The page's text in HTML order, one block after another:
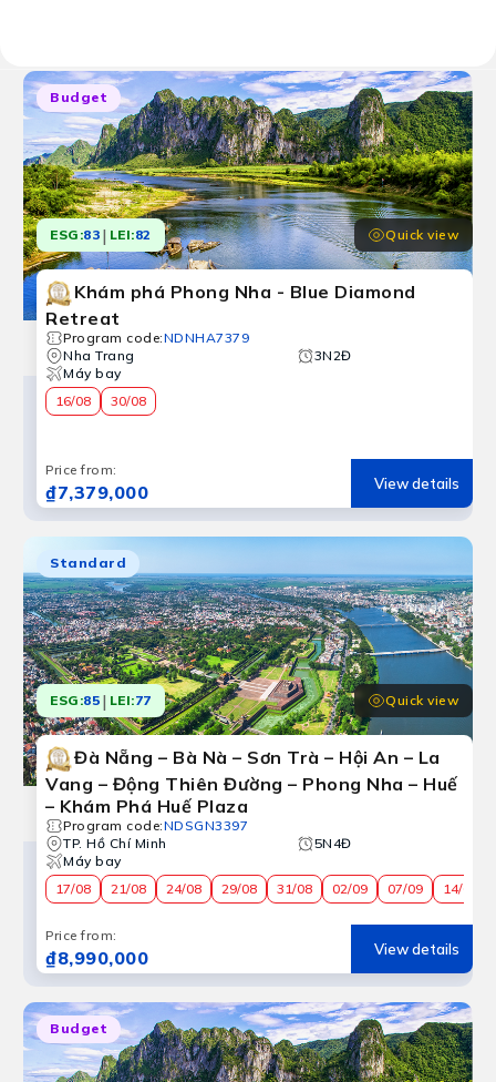
Budget
ESG:83 | LEI:82 Quick view
Khám phá Phong Nha - Blue Diamond
Retreat
Program code:NDNHA7379
Nha Trang
3N2Đ
Máy bay
16/08
30/08
Price from:
₫7,379,000 View details
Standard
ESG:85 | LEI:77 Quick view
Đà Nẵng – Bà Nà – Sơn Trà – Hội An – La
Vang – Động Thiên Đường – Phong Nha – Huế
– Khám Phá Huế Plaza
Program code:NDSGN3397
TP. Hồ Chí Minh
5N4Đ
Máy bay
17/08
21/08 24/08 29/08 31/08 02/09 07/09 14/09
Price from:
₫8,990,000 View details
Budget